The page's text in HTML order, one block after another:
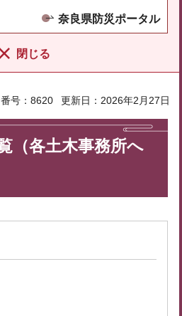
奈良県防災ポータル
閉じる
号：8620 更新日：2026年2月27日
（各土木事務所へ